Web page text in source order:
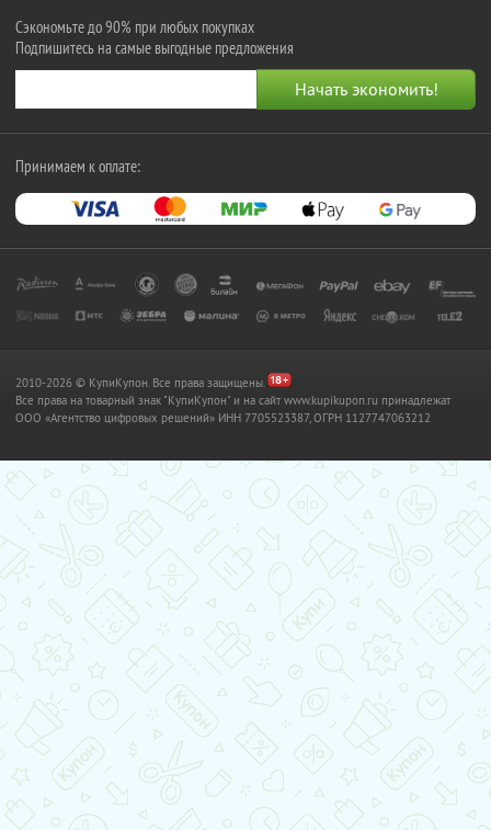
Сэкономьте до 90% при любых покупках
Подпишитесь на самые выгодные предложения
Принимаем к оплате:
2010-2026 © КупиКупон. Все права защищены.
Все права на товарный знак "КупиКупон" и на сайт www.kupikupon.ru принадлежат
OOO «Агентство цифровых решений» ИНН 7705523387, ОГРН 1127747063212